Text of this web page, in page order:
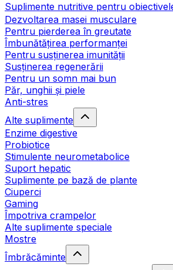
Suplimente nutritive pentru
Dezvoltarea masei musculare
Pentru pierderea în greutate
Îmbunătățirea performanței
Pentru susținerea imunității
Susținerea regenerării
Pentru un somn mai bun
Păr, unghii și piele
Anti-stres
Alte suplimente
Enzime digestive
Probiotice
Stimulente neurometabolice
Suport hepatic
Suplimente pe bază de plante
Ciuperci
Gaming
Împotriva crampelor
Alte suplimente speciale
Mostre
Îmbrăcăminte